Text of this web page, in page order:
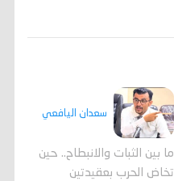
سعدان اليافعي
ما بين الثبات والانبطاح.. حين
تخاض الحرب بعقيدتين